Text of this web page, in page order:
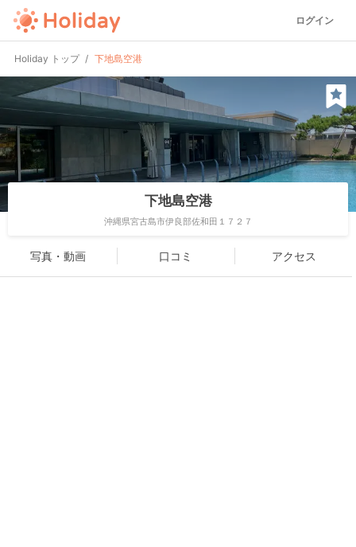
ログイン
Holiday トップ 下地島空港
下地島空港
沖縄県宮古島市伊良部佐和田１７２７
写真・動画 口コミ アクセス